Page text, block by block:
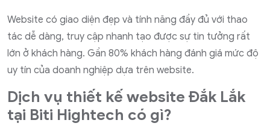
Website có giao diện đẹp và tính năng đầy đủ với thao
tác dễ dàng, truy cập nhanh tạo được sự tin tưởng rất
lớn ở khách hàng. Gần 80% khách hàng đánh giá mức độ
uy tín của doanh nghiệp dựa trên website.
Dịch vụ thiết kế website Đắk Lắk
tại Biti Hightech có gì?